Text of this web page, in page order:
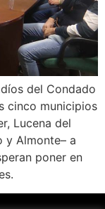
del Condado
cinco municipios
Lucena del
y Almonte– a
poner en